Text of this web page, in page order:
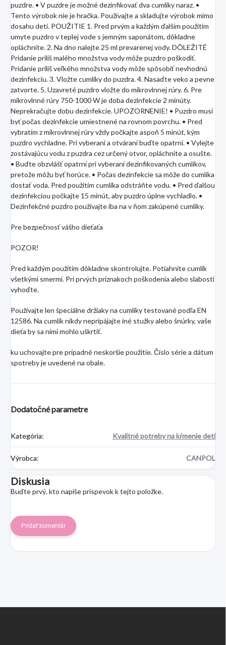
puzdre. • V puzdre je možné dezinfikovať dva cumlíky naraz. •
Tento výrobok nie je hračka. Používajte a skladujte výrobok mimo
dosahu detí. POUŽITIE 1. Pred prvým a každým ďalším použitím
umyte puzdro v teplej vode s jemným saponátom, dôkladne
opláchnite. 2. Na dno nalejte 25 ml prevarenej vody. DÔLEŽITÉ
Pridanie príliš malého množstva vody môže puzdro poškodiť.
Pridanie príliš veľkého množstva vody môže spôsobiť nevhodnú
dezinfekciu. 3. Vložte cumlíky do puzdra. 4. Nasaďte veko a pevne
zatvorte. 5. Uzavreté puzdro vložte do mikrovlnnej rúry. 6. Pre
mikrovlnné rúry 750-1000 W je doba dezinfekcie 2 minúty.
Neprekračujte dobu dezinfekcie. UPOZORNENIE! • Puzdro musí
byť počas dezinfekcie umiestnené na rovnom povrchu. • Pred
vybratím z mikrovlnnej rúry vždy počkajte aspoň 5 minút, kým
puzdro vychladne. Pri vyberaní a otváraní buďte opatrní. • Vylejte
zostávajúcu vodu z puzdra cez určený otvor, opláchnite a osušte.
• Buďte obzvlášť opatrní pri vyberaní dezinfikovaných cumlíkov,
pretože môžu byť horúce. • Počas dezinfekcie sa môže do cumlíka
dostať voda. Pred použitím cumlíka odstráňte vodu. • Pred ďalšou
dezinfekciou počkajte 15 minút, aby puzdro úplne vychladlo. •
Dezinfekčné puzdro používajte iba na v ňom zakúpené cumlíky.
Pre bezpečnosť vášho dieťaťa
POZOR!
Pred každým použitím dôkladne skontrolujte. Potiahnite cumlík
všetkými smermi. Pri prvých príznakoch poškodenia alebo slabosti
vyhoďte.
Používajte len špeciálne držiaky na cumlíky testované podľa EN
12586. Na cumlík nikdy nepripájajte iné stužky alebo šnúrky, vaše
dieťa by sa nimi mohlo uškrtiť.
ku uchovajte pre prípadné neskoršie použitie. Číslo série a dátum
spotreby je uvedené na obale.
Dodatočné parametre
Kategória: Kvalitné potreby na kŕmenie detí
Výrobca: CANPOL
Diskusia
Buďte prvý, kto napíše príspevok k tejto položke.
Pridať komentár